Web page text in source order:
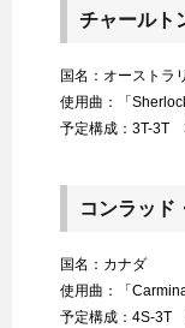
チャールト
国名：オーストラ
使用曲：「
予定構成：3T-
コンラッド
国名：カナダ
使用曲：「
予定構成：4S-